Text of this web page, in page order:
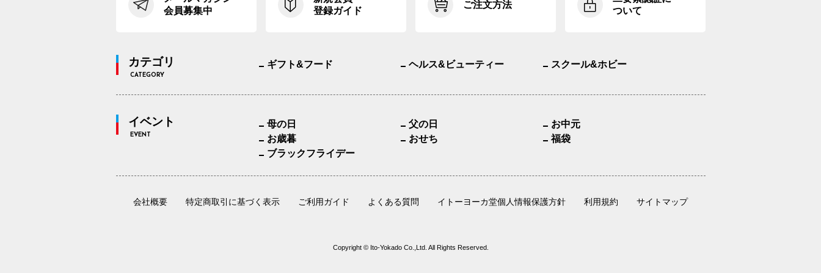
会員募集中
登録ガイド
ご注文方法
ついて
カテゴリ
CATEGORY
ギフト&フード ヘルス&ビューティー スクール&ホビー
イベント
EVENT
母の日 父の日
お中元
お歳暮
おせち
福袋
ブラックフライデー
会社概要 特定商取引に基づく表示 ご利用ガイド よくある質問 イトーヨーカ堂個人情報保護方針 利用規約 サイトマップ
Copyright © Ito-Yokado Co.,Ltd. All Rights Reserved.